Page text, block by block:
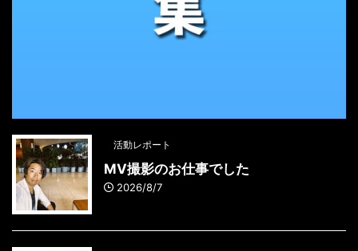
活動レポート
MV撮影のお仕事でした
2026/8/7